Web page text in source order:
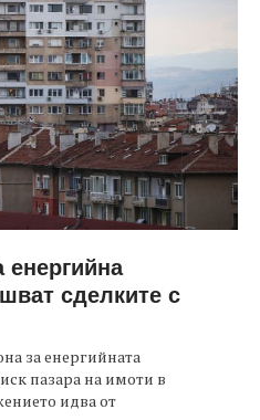
енергийна
сделките с
за енергийната
пазара на имоти в
идва от